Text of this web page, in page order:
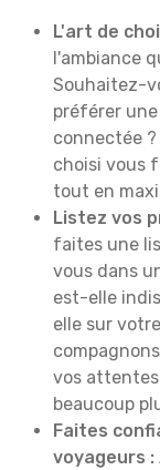
L'art de
l'ambiance
Souhaitez-
préférer
connectée
choisi vous
tout en
Listez vos
faites une
vous dans
est-elle
elle sur
vos
beaucoup
Faites
voyageurs :